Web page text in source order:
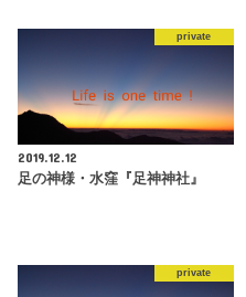
private
2019.12.12
足の神様・水窪『足神神社』
private